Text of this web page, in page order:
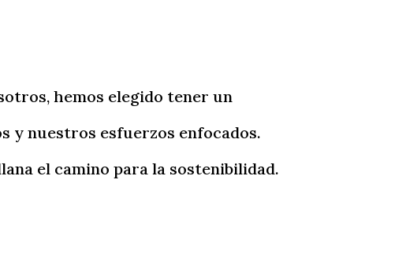
hemos elegido tener un
y nuestros esfuerzos enfocados.
el camino para la sostenibilidad.